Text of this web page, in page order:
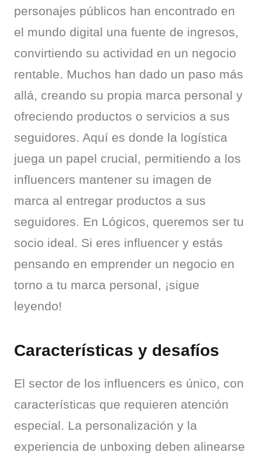
personajes públicos han encontrado en
el mundo digital una fuente de ingresos,
convirtiendo su actividad en un negocio
rentable. Muchos han dado un paso más
allá, creando su propia marca personal y
ofreciendo productos o servicios a sus
seguidores. Aquí es donde la logística
juega un papel crucial, permitiendo a los
influencers mantener su imagen de
marca al entregar productos a sus
seguidores. En Lógicos, queremos ser tu
socio ideal. Si eres influencer y estás
pensando en emprender un negocio en
torno a tu marca personal, ¡sigue
leyendo!
Características y desafíos
El sector de los influencers es único, con
características que requieren atención
especial. La personalización y la
experiencia de unboxing deben alinearse